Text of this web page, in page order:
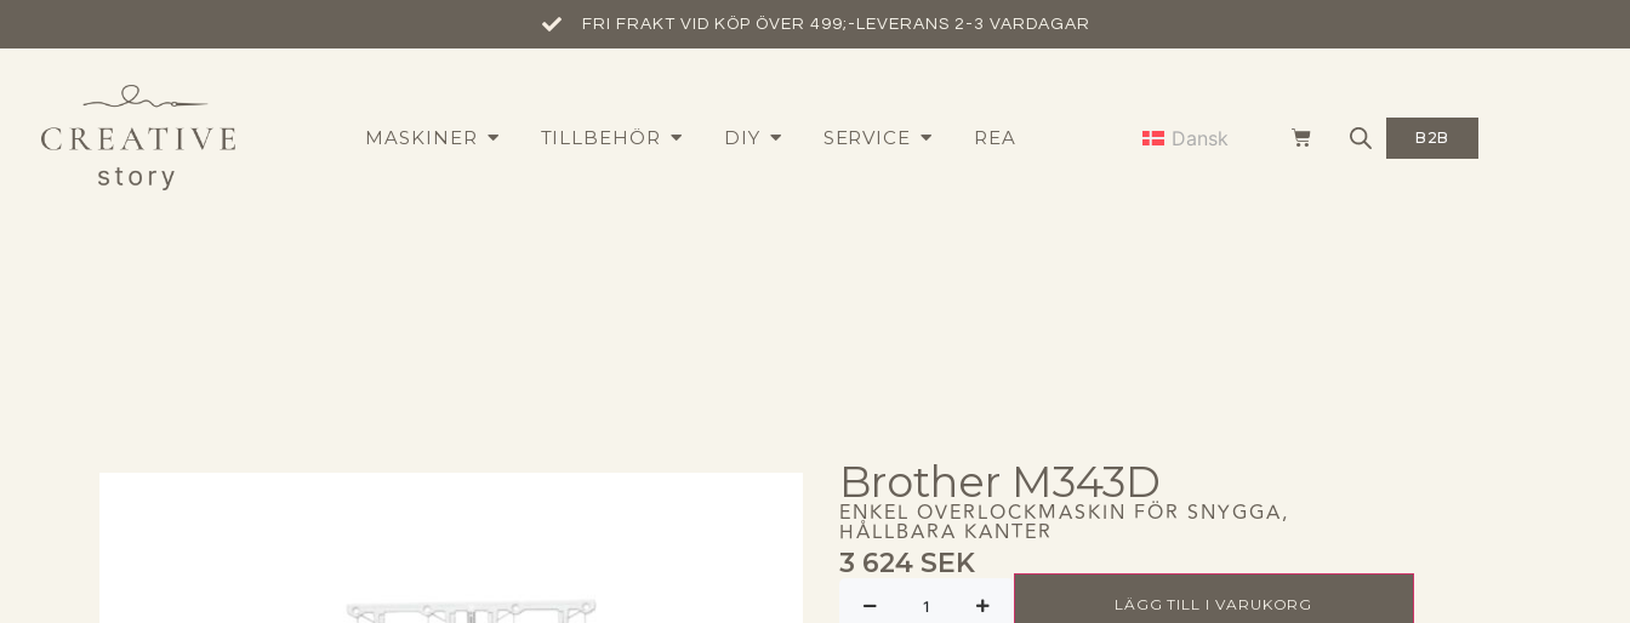
FRI FRAKT VID KÖP ÖVER 499;- LEVERANS 2-3 VARDAGAR
MASKINER TILLBEHÖR DIY SERVICE REA Dansk B2B
Brother M343D
ENKEL OVERLOCKMASKIN FÖR SNYGGA,
HÅLLBARA KANTER
3 624 SEK
LÄGG TILL I VARUKORG